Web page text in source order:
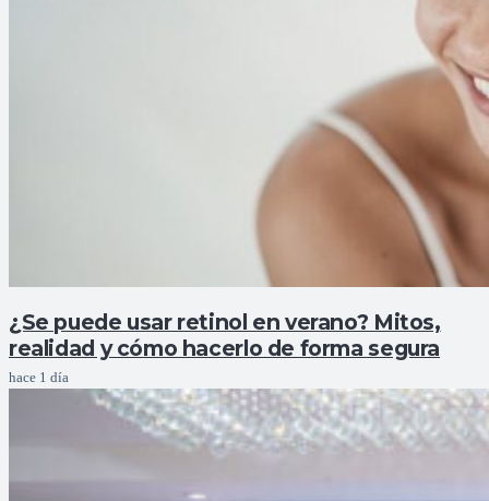
¿Se puede usar retinol en verano? Mitos,
realidad y cómo hacerlo de forma segura
hace 1 día